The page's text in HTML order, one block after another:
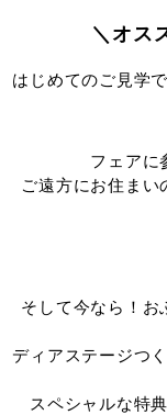
＼オス
はじめてのご見学
フェアに
ご遠方にお住まい
そして今なら！お
ディアステージつ
スペシャルな特